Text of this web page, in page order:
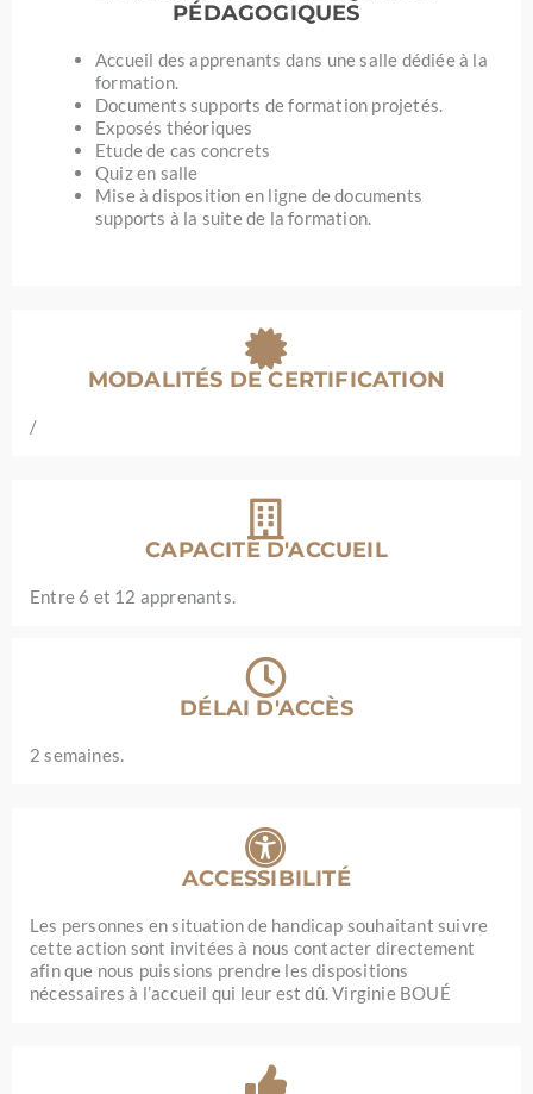
PÉDAGOGIQUES
Accueil des apprenants dans une salle dédiée à la
formation.
Documents supports de formation projetés.
Exposés théoriques
Etude de cas concrets
Quiz en salle
Mise à disposition en ligne de documents
supports à la suite de la formation.
MODALITÉS DE CERTIFICATION
/
CAPACITÉ D'ACCUEIL
Entre 6 et 12 apprenants.
DÉLAI D'ACCÈS
2 semaines.
ACCESSIBILITÉ
Les personnes en situation de handicap souhaitant suivre
cette action sont invitées à nous contacter directement
afin que nous puissions prendre les dispositions
nécessaires à l’accueil qui leur est dû. Virginie BOUÉ